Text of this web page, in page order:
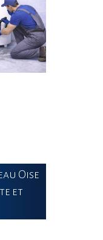
Oise
et